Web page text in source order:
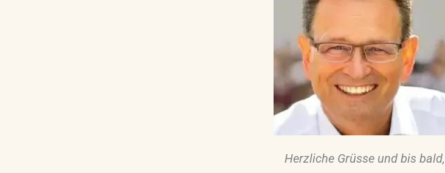
Herzliche Grüsse und bis bald,